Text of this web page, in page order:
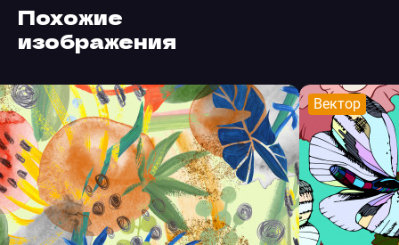
Похожие
изображения
Вектор